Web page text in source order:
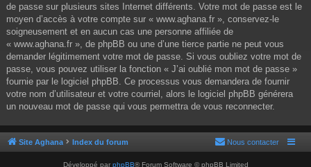
de passe sur plusieurs sites Internet différents. Votre mot de passe est le
moyen d’accès à votre compte sur « www.aghana.fr », conservez-le
soigneusement et en aucun cas une personne affiliée de
« www.aghana.fr », de phpBB ou une d’une tierce partie ne peut vous
demander légitimement votre mot de passe. Si vous oubliez votre mot de
passe, vous pouvez utiliser la fonction « J’ai oublié mon mot de passe »
fournie par le logiciel phpBB. Ce processus vous demandera de fournir
votre nom d’utilisateur et votre courriel, alors le logiciel phpBB générera
un nouveau mot de passe qui vous permettra de vous reconnecter.
Site Aghana Index du forum Nous contacter
Développé par phpBB® Forum Software © phpBB Limited